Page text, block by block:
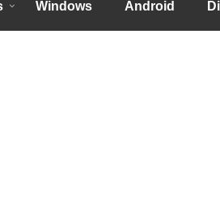
Windows Android